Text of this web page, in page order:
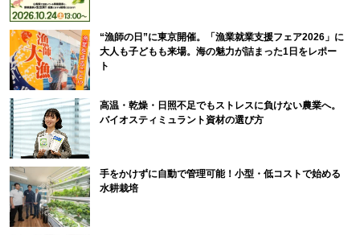
“漁師の日”に東京開催。「漁業就業支援フェア2026」に
大人も子どもも来場。海の魅力が詰まった1日をレポー
ト
高温・乾燥・日照不足でもストレスに負けない農業へ。
バイオスティミュラント資材の選び方
手をかけずに自動で管理可能！小型・低コストで始める
水耕栽培